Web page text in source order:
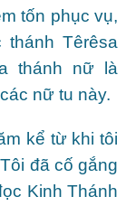
tốn phục vụ,
thánh Têrêsa
thánh nữ là
nữ tu này.
kể từ khi tôi
đã cố gắng
Kinh Thánh